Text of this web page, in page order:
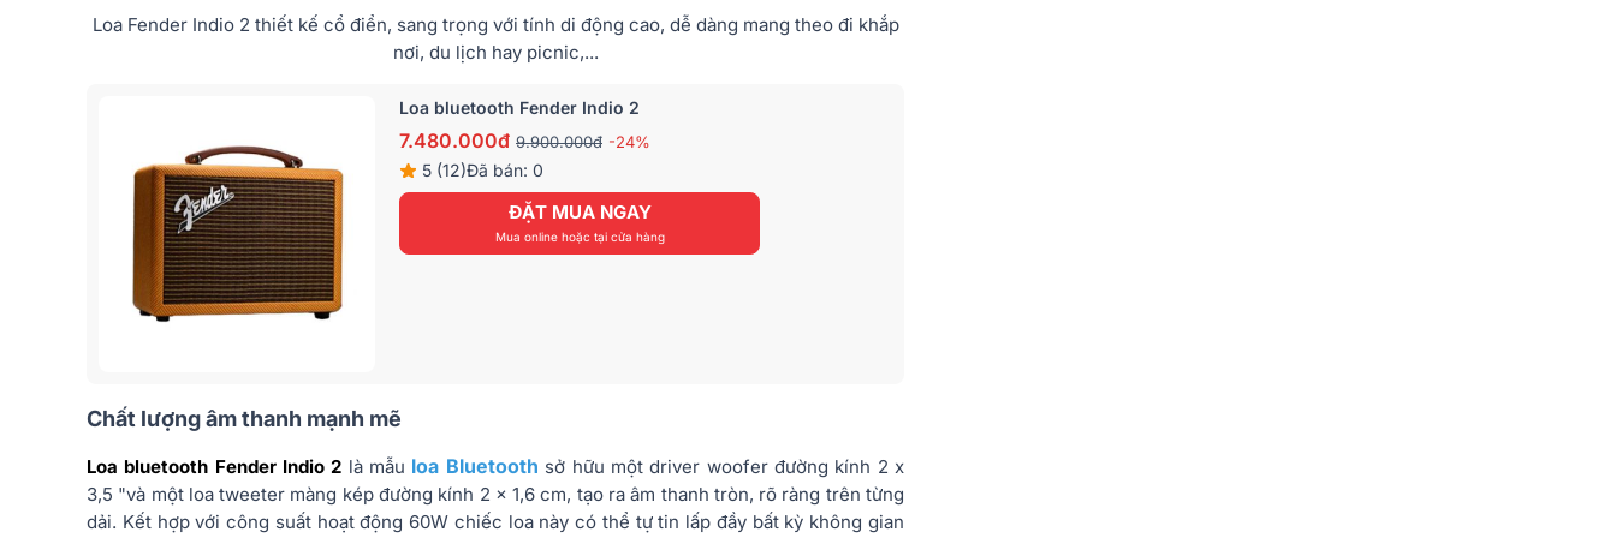
Loa Fender Indio 2 thiết kế cổ điển, sang trọng với tính di động cao, dễ dàng mang theo đi khắp
nơi, du lịch hay picnic,...
Loa bluetooth Fender Indio 2
7.480.000đ 9.900.000đ -24%
5 (12)Đã bán: 0
ĐẶT MUA NGAY
Mua online hoặc tại cửa hàng
Chất lượng âm thanh mạnh mẽ
Loa bluetooth Fender Indio 2 là mẫu loa Bluetooth sở hữu một driver woofer đường kính 2 x
3,5 "và một loa tweeter màng kép đường kính 2 x 1,6 cm, tạo ra âm thanh tròn, rõ ràng trên từng
dải. Kết hợp với công suất hoạt động 60W chiếc loa này có thể tự tin lấp đầy bất kỳ không gian